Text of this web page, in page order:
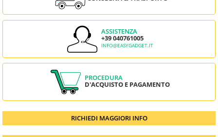
ASSISTENZA
+39 040761005
INFO@EASYGADGET.IT
PROCEDURA
D'ACQUISTO E PAGAMENTO
RICHIEDI MAGGIORI INFO